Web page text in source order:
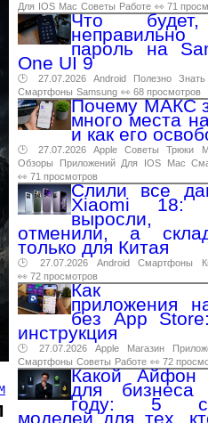
Для IOS Mac Советы Работе 👀 71
Что
пароль на
One UI 9
🕑 27.07.2026 Android Полезно Знать
Смартфоны Samsung 👀 68 просмотров
Почему МАКС
много места
и как его
🕑 27.07.2026 Apple Советы Трюки
Обзоры
Приложений Для IOS Mac
👀 71 просмотров
Слили все
Xiaomi 18:
отменили, а
только для Китая
🕑 27.07.2026 Android Смартфоны
👀 72 просмотров
Как
приложения
без App
инструкция
🕑 27.07.2026 Apple Магазин
Смартфоны Советы Работе 👀 72
Какой Айфон
для
году: 5
моделей для тех,